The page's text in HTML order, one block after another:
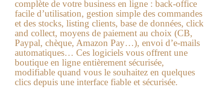
complète de votre business en ligne : back-office
facile d’utilisation, gestion simple des commandes
et des stocks, listing clients, base de données, click
and collect, moyens de paiement au choix (CB,
Paypal, chèque, Amazon Pay…), envoi d’e-mails
automatiques… Ces logiciels vous offrent une
boutique en ligne entièrement sécurisée,
modifiable quand vous le souhaitez en quelques
clics depuis une interface fiable et sécurisée.